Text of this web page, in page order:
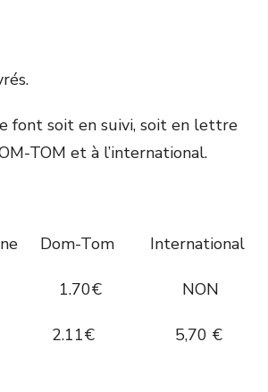
font soit en suivi, soit en lettre
TOM et à l’international.
Tom International
1.70€ NON
2.11€ 5,70 €